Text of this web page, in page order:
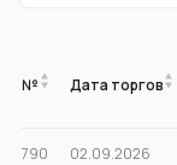
№ Дата торгов
790 02.09.2026